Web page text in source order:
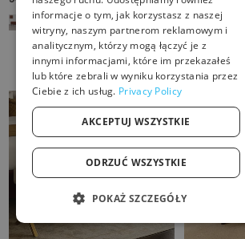
GERMAN
ITALIAN
PORTUGUESE
SPANISH
informacje o tym, jak korzystasz z naszej
witryny, naszym partnerom reklamowym i
analitycznym, którzy mogą łączyć je z
innymi informacjami, które im przekazałeś
lub które zebrali w wyniku korzystania przez
Ciebie z ich usług. Privacy Policy
AKCEPTUJ WSZYSTKIE
ODRZUĆ WSZYSTKIE
POKAŻ SZCZEGÓŁY
NIEZBĘDNE